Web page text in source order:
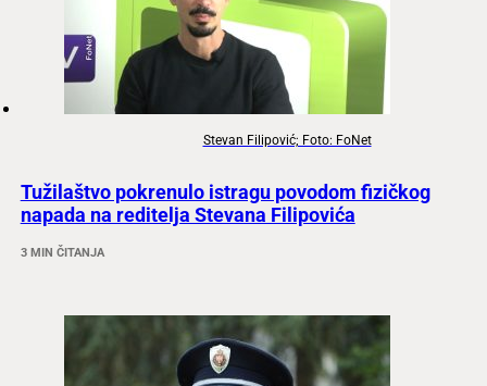
Stevan Filipović; Foto: FoNet
Tužilaštvo pokrenulo istragu povodom fizičkog
napada na reditelja Stevana Filipovića
3 MIN ČITANJA